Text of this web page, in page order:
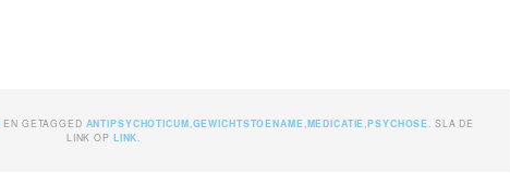
EN GETAGGED ANTIPSYCHOTICUM GEWICHTSTOENAME MEDICATIE ,PSYCHOSE . SLA DE
LINK OP LINK